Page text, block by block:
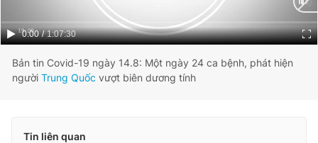
Current
0:00 / Duration
1:07:30
Bản tin Covid-19 ngày 14.8: Một ngày 24 ca bệnh, phát hiện
người Trung Quốc vượt biên dương tính
Tin liên quan